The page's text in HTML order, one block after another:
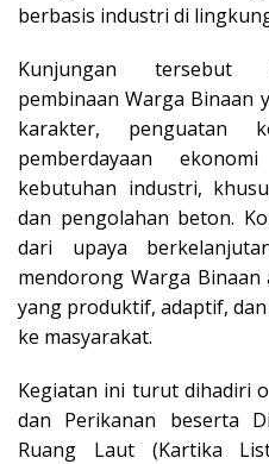
berbasis industri di
Kunjungan tersebut
pembinaan Warga Binaan
karakter, penguatan
pemberdayaan
kebutuhan industri,
dan pengolahan beton.
dari upaya
mendorong Warga
yang produktif, adaptif,
ke masyarakat.
Kegiatan ini turut dihadiri
dan Perikanan beserta
Ruang Laut (Kartika